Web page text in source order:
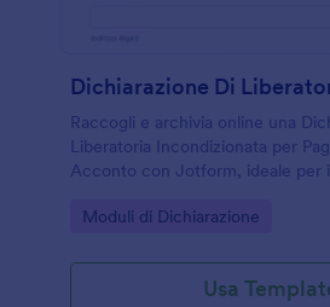
Raccogli e archivia online una
Liberatoria Incondizionata per
Acconto con Jotform, ideale per
vogliono semplificare la raccolta
Go to Category:
Moduli di Dichiarazione
Usa